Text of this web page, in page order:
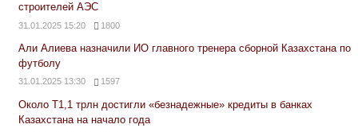
строителей АЭС
31.01.2025 15:20 1800
Али Алиева назначили ИО главного тренера сборной Казахстана по
футболу
31.01.2025 13:30 1597
Около Т1,1 трлн достигли «безнадежные» кредиты в банках
Казахстана на начало года